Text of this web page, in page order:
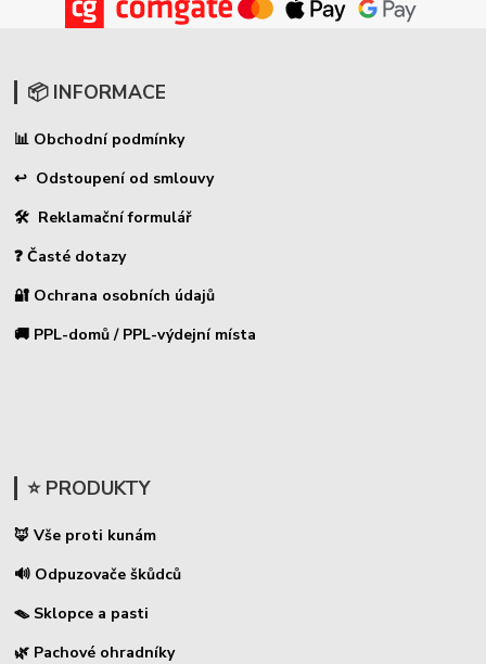
📦 INFORMACE
📊 Obchodní podmínky
↩ Odstoupení od smlouvy
🛠 Reklamační formulář
❓ Časté dotazy
🔐 Ochrana osobních údajů
🚚 PPL-domů / PPL-výdejní místa
⭐ PRODUKTY
🦊 Vše proti kunám
🔊 Odpuzovače škůdců
🪤 Sklopce a pasti
🌿 Pachové ohradníky